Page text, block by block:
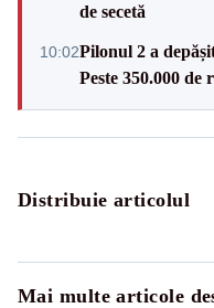
de secetă
10:02Pilonul 2 a
Peste 350.000
Distribuie articolul
Mai multe articole